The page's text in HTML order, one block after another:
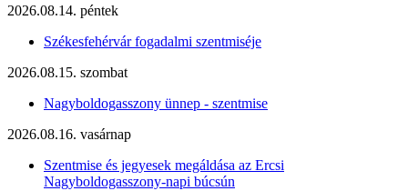
2026.08.14. péntek
Székesfehérvár fogadalmi szentmiséje
2026.08.15. szombat
Nagyboldogasszony ünnep - szentmise
2026.08.16. vasárnap
Szentmise és jegyesek megáldása az Ercsi
Nagyboldogasszony-napi búcsún